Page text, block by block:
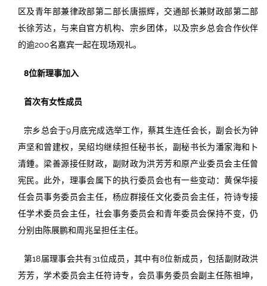
区及青年部兼律政部第二部长唐振辉，交通部长兼财政部第二部
长徐芳达，与来自官方机构、宗乡团体，以及宗乡总会合作伙伴
的逾200名嘉宾一起在现场观礼。
8位新理事加入
首次有女性成员
宗乡总会于9月底完成选举工作，蔡其生连任会长，副会长为钟
声坚和曾建权，吴绍均继续担任秘书长，副秘书长为潘家海和卜
清鍾。梁善源接任财政，副财政为洪芳芳和原产业委员会主任曾
宪民。此外，理事会属下的执行委员会也有一些变动：黄保华接
任会员事务委员会主任，杨应群接任文化委员会主任，符诗专接
任学术委员会主任，社会事务委员会和青年委员会保持不变，仍
分别由陈展鹏和周兆呈担任主任。
第18届理事会共有31位成员，其中有8位新成员，包括副财政洪
芳芳，学术委员会主任符诗专，会员事务委员会副主任陈祖坤，